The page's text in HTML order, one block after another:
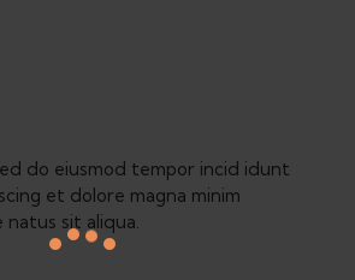
do eiusmod tempor incid idunt
et dolore magna minim
sit aliqua.